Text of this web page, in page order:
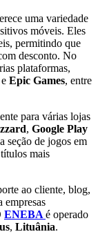
uma variedade
móveis. Eles
permitindo que
desconto. No
plataformas,
e Epic Games, entre
para várias lojas
, Google Play
seção de jogos em
mais
ao cliente, blog,
empresas
ENEBA é operado
, Lituânia.